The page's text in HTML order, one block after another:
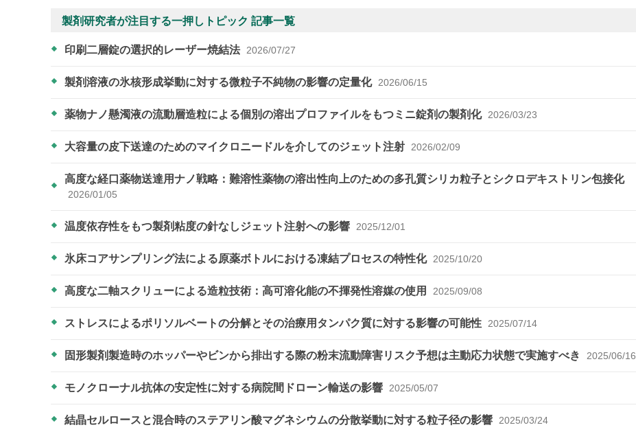
製剤研究者が注目する一押しトピック 記事一覧
印刷二層錠の選択的レーザー焼結法 2026/07/27
製剤溶液の氷核形成挙動に対する微粒子不純物の影響の定量化 2026/06/15
薬物ナノ懸濁液の流動層造粒による個別の溶出プロファイルをもつミニ錠剤の製剤化 2026/03/23
大容量の皮下送達のためのマイクロニードルを介してのジェット注射 2026/02/09
高度な経口薬物送達用ナノ戦略：難溶性薬物の溶出性向上のための多孔質シリカ粒子とシクロデキストリン包接化
2026/01/05
温度依存性をもつ製剤粘度の針なしジェット注射への影響 2025/12/01
氷床コアサンプリング法による原薬ボトルにおける凍結プロセスの特性化 2025/10/20
高度な二軸スクリューによる造粒技術：高可溶化能の不揮発性溶媒の使用 2025/09/08
ストレスによるポリソルベートの分解とその治療用タンパク質に対する影響の可能性 2025/07/14
固形製剤製造時のホッパーやビンから排出する際の粉末流動障害リスク予想は主動応力状態で実施すべき 2025/06/16
モノクローナル抗体の安定性に対する病院間ドローン輸送の影響 2025/05/07
結晶セルロースと混合時のステアリン酸マグネシウムの分散挙動に対する粒子径の影響 2025/03/24